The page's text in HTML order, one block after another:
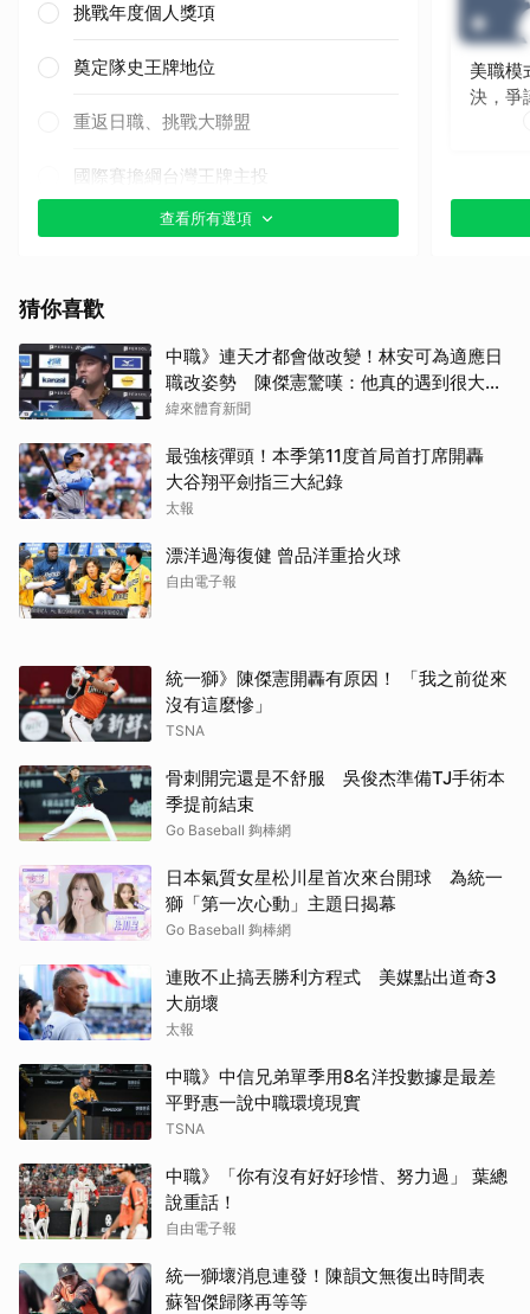
挑戰年度個人獎項
奠定隊史王牌地位
重返日職、挑戰大聯盟
國際賽擔綱台灣王牌主投
其他（歡迎貼文分享）
查看所有選項
美職模
決，爭
猜你喜歡
中職》連天才都會做改變！林安可為適應日
職改姿勢 陳傑憲驚嘆：他真的遇到很大挫
折
緯來體育新聞
最強核彈頭！本季第11度首局首打席開轟
大谷翔平劍指三大紀錄
太報
漂洋過海復健 曾品洋重拾火球
自由電子報
統一獅》陳傑憲開轟有原因！ 「我之前從來
沒有這麼慘」
TSNA
骨刺開完還是不舒服 吳俊杰準備TJ手術本
季提前結束
Go Baseball 夠棒網
日本氣質女星松川星首次來台開球 為統一
獅「第一次心動」主題日揭幕
Go Baseball 夠棒網
連敗不止搞丟勝利方程式 美媒點出道奇3
大崩壞
太報
中職》中信兄弟單季用8名洋投數據是最差
平野惠一說中職環境現實
TSNA
中職》「你有沒有好好珍惜、努力過」 葉總
說重話！
自由電子報
統一獅壞消息連發！陳韻文無復出時間表
蘇智傑歸隊再等等